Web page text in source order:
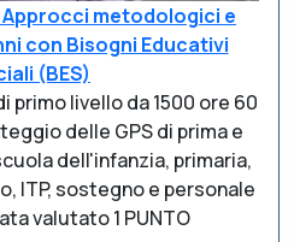
Approcci metodologici e
con Bisogni Educativi
(BES)
primo livello da 1500 ore 60
delle GPS di prima e
dell'infanzia, primaria,
ITP, sostegno e personale
valutato 1 PUNTO